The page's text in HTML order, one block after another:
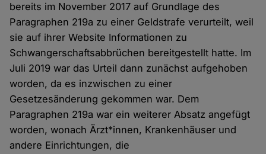
bereits im November 2017 auf Grundlage des
Paragraphen 219a zu einer Geldstrafe verurteilt, weil
sie auf ihrer Website Informationen zu
Schwangerschaftsabbrüchen bereitgestellt hatte. Im
Juli 2019 war das Urteil dann zunächst aufgehoben
worden, da es inzwischen zu einer
Gesetzesänderung gekommen war. Dem
Paragraphen 219a war ein weiterer Absatz angefügt
worden, wonach Ärzt*innen, Krankenhäuser und
andere Einrichtungen, die